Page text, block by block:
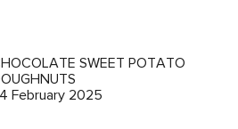
SWEET POTATO
February 2025